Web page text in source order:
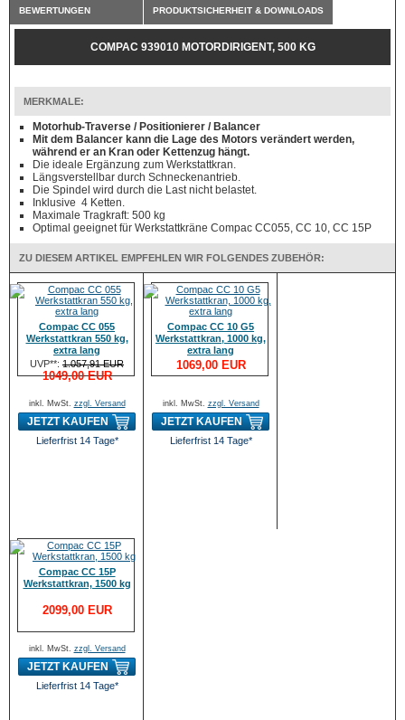
BEWERTUNGEN PRODUKTSICHERHEIT & DOWNLOADS
COMPAC 939010 MOTORDIRIGENT, 500 KG
MERKMALE:
Motorhub-Traverse / Positionierer / Balancer
Mit dem Balancer kann die Lage des Motors verändert werden,
während er an Kran oder Kettenzug hängt.
Die ideale Ergänzung zum Werkstattkran.
Längsverstellbar durch Schneckenantrieb.
Die Spindel wird durch die Last nicht belastet.
Inklusive 4 Ketten.
Maximale Tragkraft: 500 kg
Optimal geeignet für Werkstattkräne Compac CC055, CC 10, CC 15P
ZU DIESEM ARTIKEL EMPFEHLEN WIR FOLGENDES ZUBEHÖR:
Compac CC 055
Werkstattkran 550 kg,
extra lang
UVP**: 1.057,91 EUR
1049,00 EUR
inkl. MwSt. zzgl. Versand
JETZT KAUFEN
Lieferfrist 14 Tage*
Compac CC 10 G5
Werkstattkran, 1000 kg,
extra lang
1069,00 EUR
inkl. MwSt. zzgl. Versand
JETZT KAUFEN
Lieferfrist 14 Tage*
Compac CC 15P
Werkstattkran, 1500 kg
2099,00 EUR
inkl. MwSt. zzgl. Versand
JETZT KAUFEN
Lieferfrist 14 Tage*